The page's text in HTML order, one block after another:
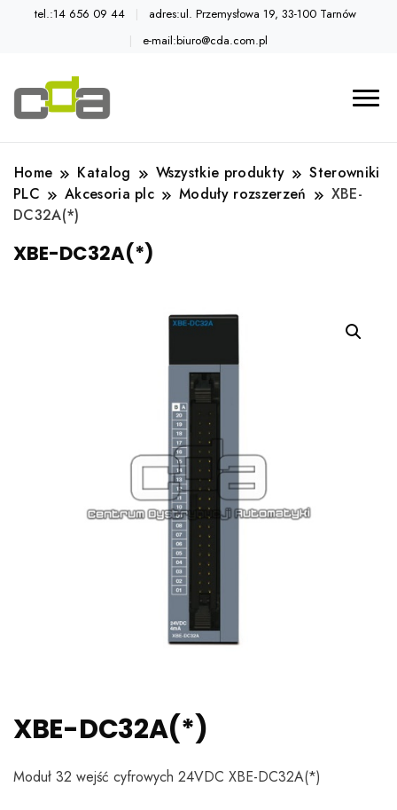
tel.:14 656 09 44
adres:ul. Przemysłowa 19, 33-100 Tarnów
e-mail:biuro@cda.com.pl
Home Katalog Wszystkie produkty
Sterowniki
PLC
Akcesoria plc Moduły rozszerzeń
XBE-
DC32A(*)
XBE-DC32A(*)
XBE-DC32A(*)
Moduł 32 wejść cyfrowych 24VDC XBE-DC32A(*)